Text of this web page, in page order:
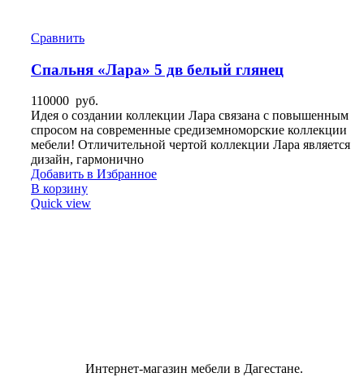
Сравнить
Спальня «Лара» 5 дв белый глянец
110000 руб.
Идея о создании коллекции Лара связана с повышенным
спросом на современные средиземноморские коллекции
мебели! Отличительной чертой коллекции Лара является
дизайн, гармонично
Добавить в Избранное
В корзину
Quick view
Интернет-магазин мебели в Дагестане.